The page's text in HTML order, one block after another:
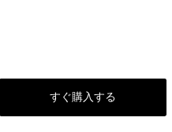
すぐ購入する